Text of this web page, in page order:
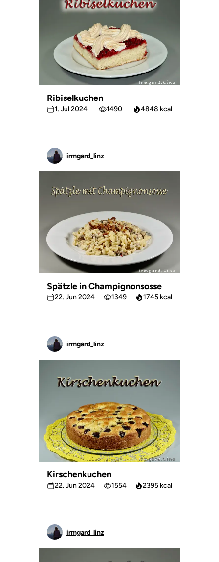
Ribiselkuchen
1. Jul 2024 1490 4848 kcal
irmgard_linz
Spätzle in Champignonsosse
22. Jun 2024 1349 1745 kcal
irmgard_linz
Kirschenkuchen
22. Jun 2024 1554 2395 kcal
irmgard_linz